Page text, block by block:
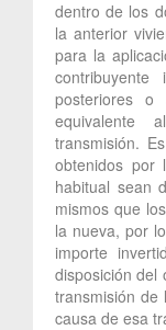
dentro de los
la anterior
para la
posteriores
equivalente
transmisión.
obtenidos por
habitual sean
mismos que
la nueva, por
importe
disposición del
transmisión de
causa de esa